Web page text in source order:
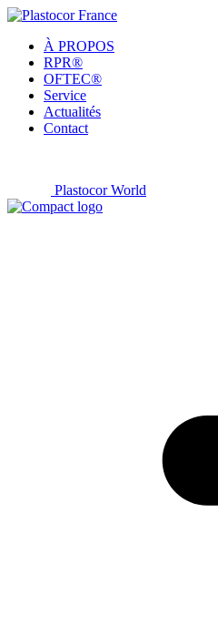
À PROPOS
RPR®
OFTEC®
Service
Actualités
Contact
Plastocor World